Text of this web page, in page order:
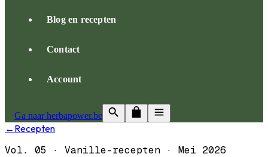
Blog en recepten
Contact
Account
Ga naar herbapower.be
← Recepten
Vol. 05 · Vanille-recepten · Mei 2026